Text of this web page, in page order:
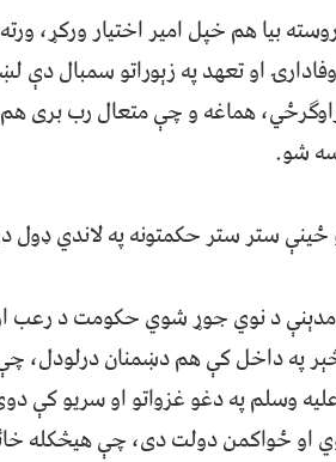
بیا هم خپل امیر اختیار ورکړ،
او تعهد په زېوراتو سمبال دې
راوګرځي، هماغه و چې متعال رب بری
شو.
ځینې ستر ستر حکمتونه په لاندي ډول
د مدېنې د نوي جوړ شوي حکومت د
په داخل کې هم دښمنان درلودل، چې
وسلم په دغو غزواتو او سریو کې
او ځواکمن دولت دی، چې هیڅکله